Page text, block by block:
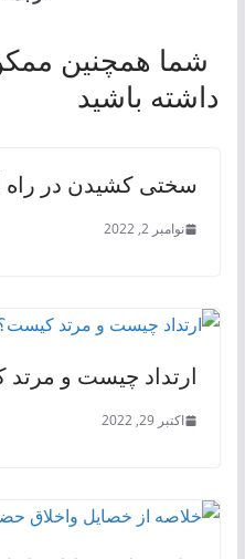
شما همچنین
داشته باشید
سختی کشیدن در راه
نوامبر 2, 2022
ارتداد چیست و
اکتبر 29, 2022